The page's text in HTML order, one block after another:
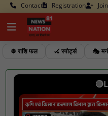
Contact Registration
☸️ राशि फल 🏑 स्पोर्ट्स 🎭